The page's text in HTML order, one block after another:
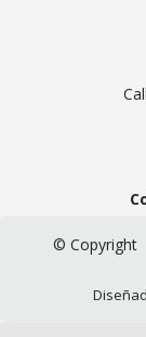
© Copyright